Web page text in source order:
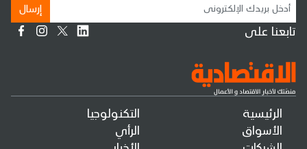
الرئيسية
الأسواق
التكنولوجيا
الرأي
إرسال
تابعنا على